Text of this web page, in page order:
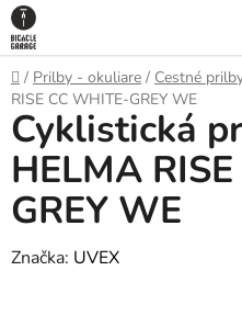
Prejsť
na
obsah
Domov
/ Prilby - okuliare / Cestné
RISE CC WHITE-GREY WE
Cyklistická
HELMA
GREY WE
Značka: UVEX